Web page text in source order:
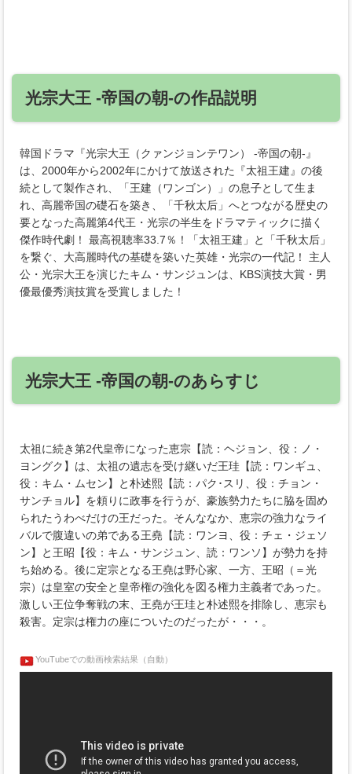
光宗大王 ‐帝国の朝‐の作品説明
韓国ドラマ『光宗大王（クァンジョンテワン） ‐帝国の朝‐』
は、2000年から2002年にかけて放送された『太祖王建』の後
続として製作され、「王建（ワンゴン）」の息子として生ま
れ、高麗帝国の礎石を築き、「千秋太后」へとつながる歴史の
要となった高麗第4代王・光宗の半生をドラマティックに描く
傑作時代劇！ 最高視聴率33.7％！「太祖王建」と「千秋太后」
を繋ぐ、大高麗時代の基礎を築いた英雄・光宗の一代記！ 主人
公・光宗大王を演じたキム・サンジュンは、KBS演技大賞・男
優最優秀演技賞を受賞しました！
光宗大王 ‐帝国の朝‐のあらすじ
太祖に続き第2代皇帝になった恵宗【読：ヘジョン、役：ノ・
ヨングク】は、太祖の遺志を受け継いだ王珪【読：ワンギュ、
役：キム・ムセン】と朴述熙【読：パク･スリ、役：チョン・
サンチョル】を頼りに政事を行うが、豪族勢力たちに脇を固め
られたうわべだけの王だった。そんななか、恵宗の強力なライ
バルで腹違いの弟である王堯【読：ワンヨ、役：チェ・ジェソ
ン】と王昭【役：キム・サンジュン、読：ワンソ】が勢力を持
ち始める。後に定宗となる王堯は野心家、一方、王昭（＝光
宗）は皇室の安全と皇帝権の強化を図る権力主義者であった。
激しい王位争奪戦の末、王堯が王珪と朴述熙を排除し、恵宗も
殺害。定宗は権力の座についたのだったが・・・。
YouTubeでの動画検索結果（自動）